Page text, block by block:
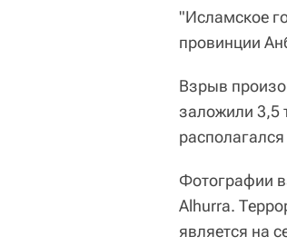
"Исламское
провинции
Взрыв
заложили 3,5
Фотографии
Alhurra.
является на